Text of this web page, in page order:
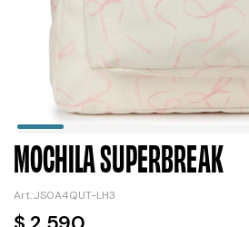
MOCHILA SUPERBREAK
JS0A4QUT-LH3